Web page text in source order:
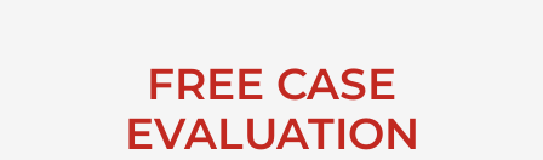
FREE CASE
EVALUATION